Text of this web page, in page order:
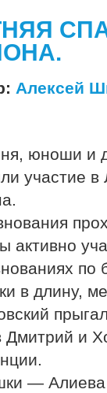
Алексей
юноши и
участие в
активно
по
в длину,
Дмитрий и
— Алиева